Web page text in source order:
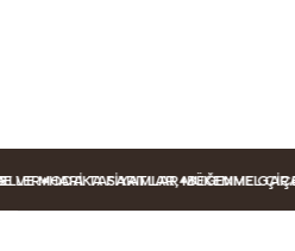
HARIKA FIYATLAR, MÜKEMMEL
MODA TASARIMLAR BEĞENME